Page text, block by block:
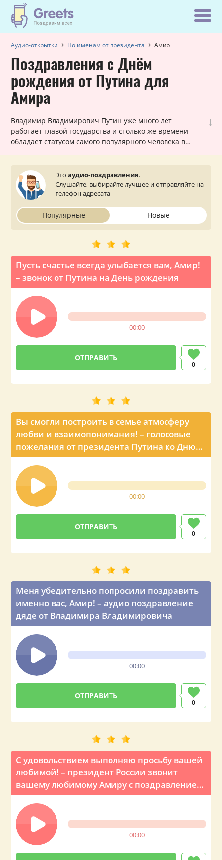
Аудио-открытки По именам от президента Амир
Поздравления с Днём
рождения от Путина для
Амира
↓
Владимир Владимирович Путин уже много лет
работает главой государства и столько же времени
обладает статусом самого популярного человека в
всегда в топе самых заказываемых именных
поздравлений. Они всегда уникальны для каждого
мужчины и оставляют очень приятное впечатление.
статус (по желанию) и звонок от президента поступит
на телефон вашему близкому или знакомому Амиру.
Этоаудио-поздравления.
Слушайте, выбирайте лучшее и отправляйте на
телефон адресата.
Популярные Новые
Пусть счастье всегда улыбается вам, Амир!
– звонок от Путина на День рождения
00:00
0
Вы смогли построить в семье атмосферу
любви и взаимопонимания! – голосовые
пожелания от президента Путина ко Дню
рождения мужа Амира
00:00
0
Меня убедительно попросили поздравить
именно вас, Амир! – аудио поздравление
дяде от Владимира Владимировича
00:00
0
С удовольствием выполняю просьбу вашей
любимой! – президент России звонит
вашему любимому Амиру с поздравлением
на День рождения
00:00